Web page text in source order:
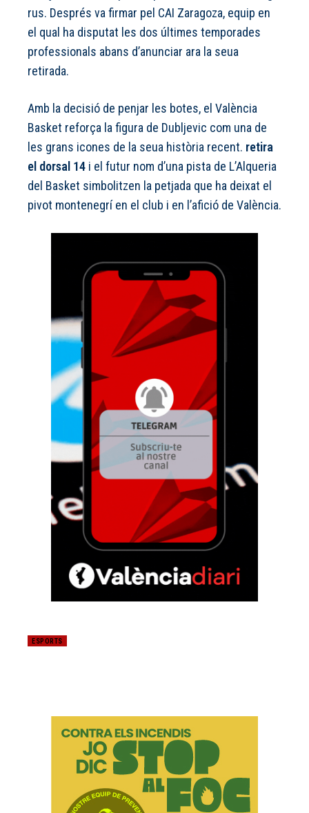
rus. Després va firmar pel CAI Zaragoza, equip en
el qual ha disputat les dos últimes temporades
professionals abans d’anunciar ara la seua
retirada.
Amb la decisió de penjar les botes, el València
Basket reforça la figura de Dubljevic com una de
les grans icones de la seua història recent. retira
el dorsal 14 i el futur nom d’una pista de L’Alqueria
del Basket simbolitzen la petjada que ha deixat el
pivot montenegrí en el club i en l’afició de València.
ESPORTS